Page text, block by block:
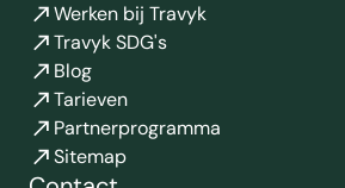
Werken bij Travyk
Travyk SDG's
Blog
Tarieven
Partnerprogramma
Sitemap